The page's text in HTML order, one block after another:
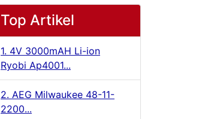
Top Artikel
1. 4V 3000mAH Li-ion
Ryobi Ap4001...
2. AEG Milwaukee 48-11-
2200...